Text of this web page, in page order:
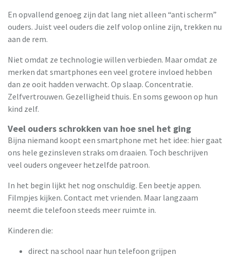
En opvallend genoeg zijn dat lang niet alleen “anti scherm”
ouders. Juist veel ouders die zelf volop online zijn, trekken nu
aan de rem.
Niet omdat ze technologie willen verbieden. Maar omdat ze
merken dat smartphones een veel grotere invloed hebben
dan ze ooit hadden verwacht. Op slaap. Concentratie.
Zelfvertrouwen. Gezelligheid thuis. En soms gewoon op hun
kind zelf.
Veel ouders schrokken van hoe snel het ging
Bijna niemand koopt een smartphone met het idee: hier gaat
ons hele gezinsleven straks om draaien. Toch beschrijven
veel ouders ongeveer hetzelfde patroon.
In het begin lijkt het nog onschuldig. Een beetje appen.
Filmpjes kijken. Contact met vrienden. Maar langzaam
neemt die telefoon steeds meer ruimte in.
Kinderen die:
direct na school naar hun telefoon grijpen